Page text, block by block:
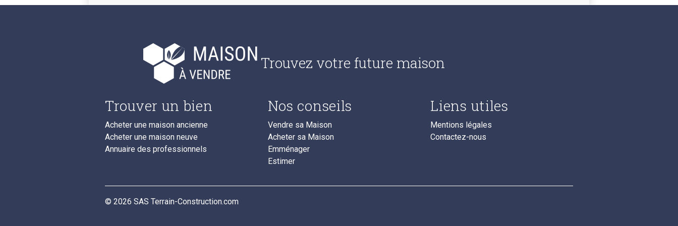
Trouvez votre future maison
Trouver un bien
Acheter une maison ancienne
Acheter une maison neuve
Annuaire des professionnels
Nos conseils
Vendre sa Maison
Acheter sa Maison
Emménager
Estimer
Liens utiles
Mentions légales
Contactez-nous
© 2026 SAS Terrain-Construction.com